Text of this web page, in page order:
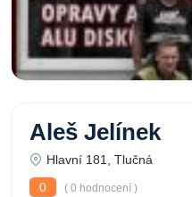
Aleš Jelínek
Hlavní 181, Tlučná
0
( 0 hodnocení )